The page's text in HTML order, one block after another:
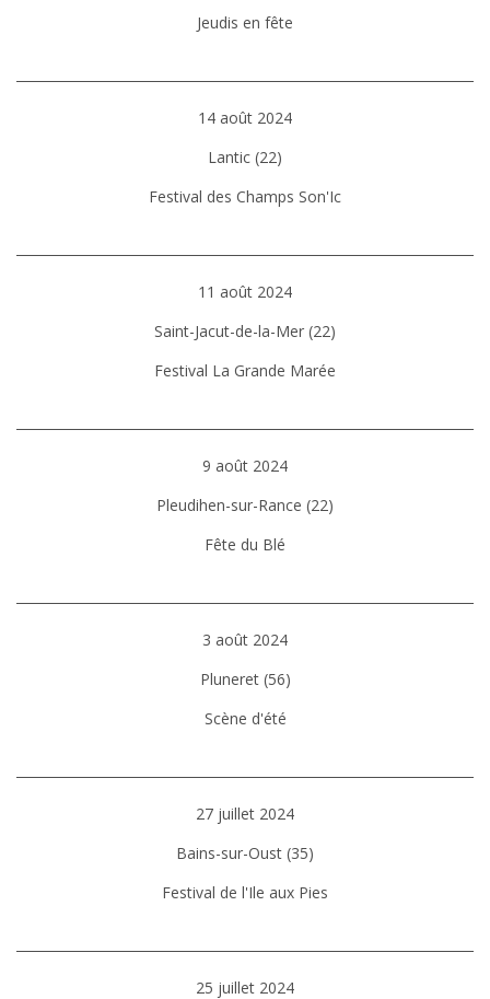
Jeudis en fête
14 août 2024
Lantic (22)
Festival des Champs Son'Ic
11 août 2024
Saint-Jacut-de-la-Mer (22)
Festival La Grande Marée
9 août 2024
Pleudihen-sur-Rance (22)
Fête du Blé
3 août 2024
Pluneret (56)
Scène d'été
27 juillet 2024
Bains-sur-Oust (35)
Festival de l'Ile aux Pies
25 juillet 2024